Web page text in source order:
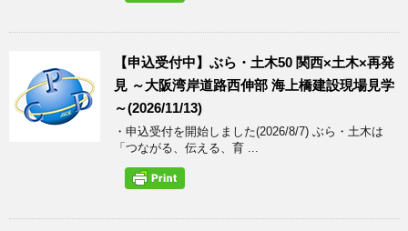
【申込受付中】ぶら・土木50 関西×土木×再発
見 ～大阪湾岸道路西伸部 海上橋建設現場見学
～(2026/11/13)
・申込受付を開始しました(2026/8/7) ぶら・土木は
「つながる、伝える、育 ...